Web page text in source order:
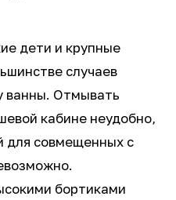
дети и крупные
случаев
ванны. Отмывать
кабине неудобно,
для совмещенных с
бортиками